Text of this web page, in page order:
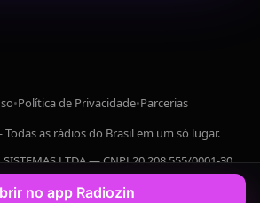
•Política de Privacidade•Parcerias
as rádios do Brasil em um só lugar.
LTDA — CNPJ 20.208.555/0001-30
no app Radiozin